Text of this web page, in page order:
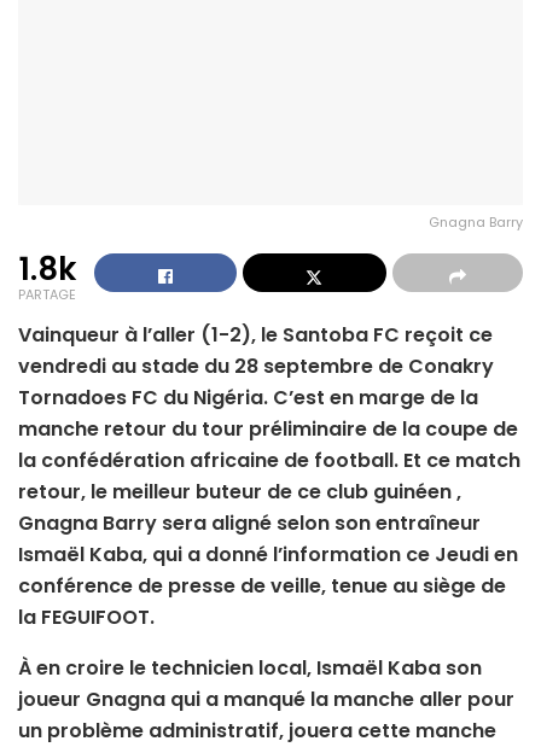
Gnagna Barry
1.8k
PARTAGE
Vainqueur à l’aller (1-2), le Santoba FC reçoit ce
vendredi au stade du 28 septembre de Conakry
Tornadoes FC du Nigéria. C’est en marge de la
manche retour du tour préliminaire de la coupe de
la confédération africaine de football. Et ce match
retour, le meilleur buteur de ce club guinéen ,
Gnagna Barry sera aligné selon son entraîneur
Ismaël Kaba, qui a donné l’information ce Jeudi en
conférence de presse de veille, tenue au siège de
la FEGUIFOOT.
À en croire le technicien local, Ismaël Kaba son
joueur Gnagna qui a manqué la manche aller pour
un problème administratif, jouera cette manche